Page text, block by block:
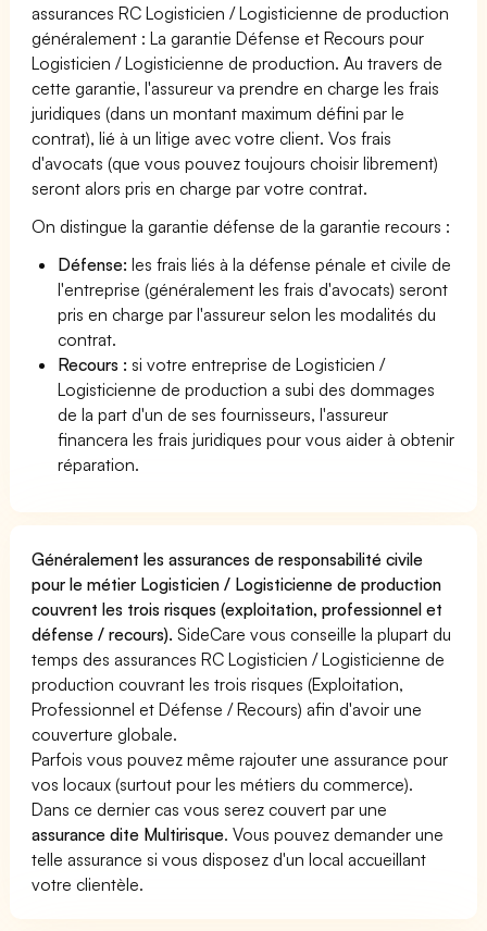
assurances RC Logisticien / Logisticienne de production
généralement : La garantie Défense et Recours pour
Logisticien / Logisticienne de production. Au travers de
cette garantie, l'assureur va prendre en charge les frais
juridiques (dans un montant maximum défini par le
contrat), lié à un litige avec votre client. Vos frais
d'avocats (que vous pouvez toujours choisir librement)
seront alors pris en charge par votre contrat.
On distingue la garantie défense de la garantie recours :
Défense: les frais liés à la défense pénale et civile de
l'entreprise (généralement les frais d'avocats) seront
pris en charge par l'assureur selon les modalités du
contrat.
Recours : si votre entreprise de Logisticien /
Logisticienne de production a subi des dommages
de la part d'un de ses fournisseurs, l'assureur
financera les frais juridiques pour vous aider à obtenir
réparation.
Généralement les assurances de responsabilité civile
pour le métier Logisticien / Logisticienne de production
couvrent les trois risques (exploitation, professionnel et
défense / recours). SideCare vous conseille la plupart du
temps des assurances RC Logisticien / Logisticienne de
production couvrant les trois risques (Exploitation,
Professionnel et Défense / Recours) afin d'avoir une
couverture globale.
Parfois vous pouvez même rajouter une assurance pour
vos locaux (surtout pour les métiers du commerce).
Dans ce dernier cas vous serez couvert par une
assurance dite Multirisque. Vous pouvez demander une
telle assurance si vous disposez d'un local accueillant
votre clientèle.